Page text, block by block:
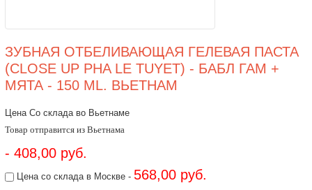
ЗУБНАЯ ОТБЕЛИВАЮЩАЯ ГЕЛЕВАЯ ПАСТА
(CLOSE UP PHA LE TUYET) - БАБЛ ГАМ +
МЯТА - 150 ML. ВЬЕТНАМ
Цена Со склада во Вьетнаме
Товар отправится из Вьетнама
- 408,00 руб.
Цена со склада в Москве - 568,00 руб.